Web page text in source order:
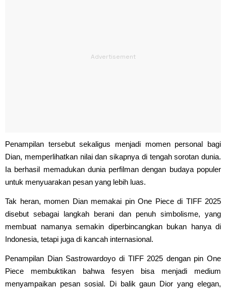
Penampilan tersebut sekaligus menjadi momen personal bagi
Dian, memperlihatkan nilai dan sikapnya di tengah sorotan dunia.
Ia berhasil memadukan dunia perfilman dengan budaya populer
untuk menyuarakan pesan yang lebih luas.
Tak heran, momen Dian memakai pin One Piece di TIFF 2025
disebut sebagai langkah berani dan penuh simbolisme, yang
membuat namanya semakin diperbincangkan bukan hanya di
Indonesia, tetapi juga di kancah internasional.
Penampilan Dian Sastrowardoyo di TIFF 2025 dengan pin One
Piece membuktikan bahwa fesyen bisa menjadi medium
menyampaikan pesan sosial. Di balik gaun Dior yang elegan,